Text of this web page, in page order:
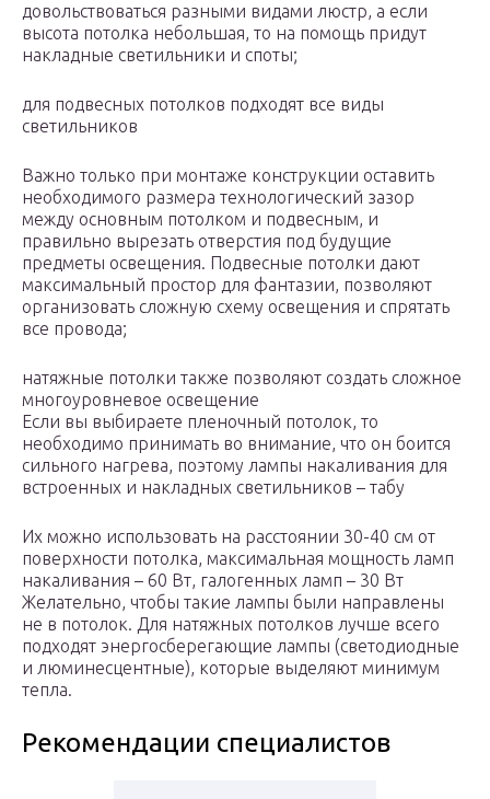
довольствоваться разными видами люстр, а если
высота потолка небольшая, то на помощь придут
накладные светильники и споты;
для подвесных потолков подходят все виды
светильников
Важно только при монтаже конструкции оставить
необходимого размера технологический зазор
между основным потолком и подвесным, и
правильно вырезать отверстия под будущие
предметы освещения. Подвесные потолки дают
максимальный простор для фантазии, позволяют
организовать сложную схему освещения и спрятать
все провода;
натяжные потолки также позволяют создать сложное
многоуровневое освещение
Если вы выбираете пленочный потолок, то
необходимо принимать во внимание, что он боится
сильного нагрева, поэтому лампы накаливания для
встроенных и накладных светильников – табу
Их можно использовать на расстоянии 30-40 см от
поверхности потолка, максимальная мощность ламп
накаливания – 60 Вт, галогенных ламп – 30 Вт
Желательно, чтобы такие лампы были направлены
не в потолок. Для натяжных потолков лучше всего
подходят энергосберегающие лампы (светодиодные
и люминесцентные), которые выделяют минимум
тепла.
Рекомендации специалистов